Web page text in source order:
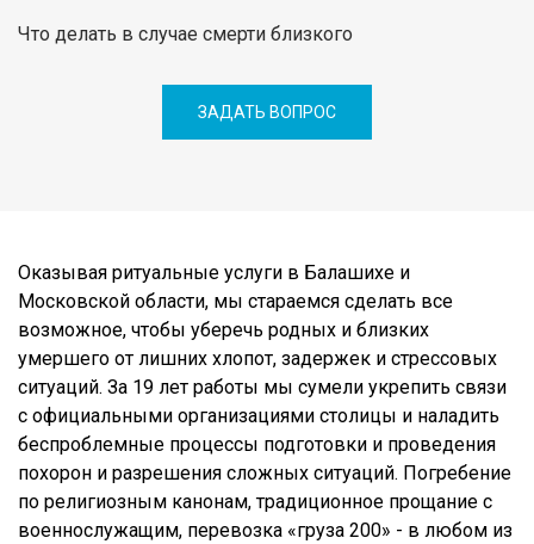
Что делать в случае смерти близкого
ЗАДАТЬ ВОПРОС
Оказывая ритуальные услуги в Балашихе и
Московской области, мы стараемся сделать все
возможное, чтобы уберечь родных и близких
умершего от лишних хлопот, задержек и стрессовых
ситуаций. За 19 лет работы мы сумели укрепить связи
с официальными организациями столицы и наладить
беспроблемные процессы подготовки и проведения
похорон и разрешения сложных ситуаций. Погребение
по религиозным канонам, традиционное прощание с
военнослужащим, перевозка «груза 200» - в любом из